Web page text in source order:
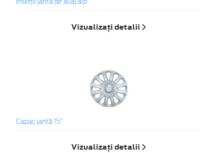
Inserţii jantă de aliaj alb
Vizualizați detalii
Capac jantă 15"
Vizualizați detalii